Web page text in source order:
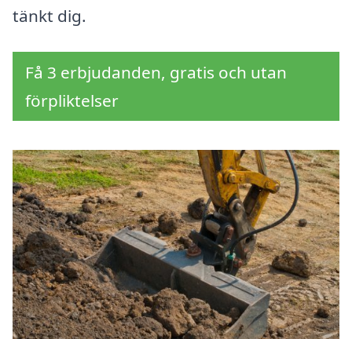
tänkt dig.
Få 3 erbjudanden, gratis och utan
förpliktelser